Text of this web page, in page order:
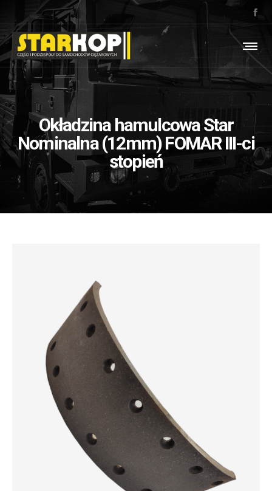
Okładzina hamulcowa Star
Nominalna (12mm) FOMAR III-ci
stopień